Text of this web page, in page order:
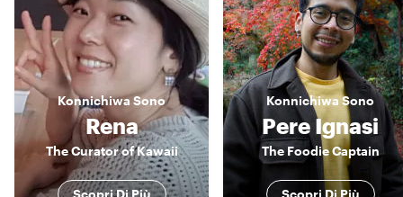
Konnichiwa Sono
Rena
The Curator of Kawaii
Scopri Di Più
Konnichiwa Sono
Pere Ignasi
The Foodie Captain
Scopri Di Più